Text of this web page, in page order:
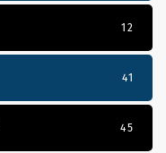
12
41
45